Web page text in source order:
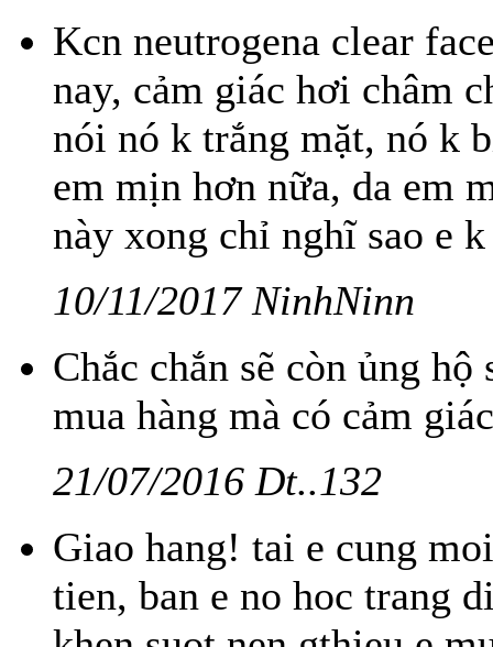
Kcn neutrogena clear
nay, cảm giác hơi châm
nói nó k trắng mặt, nó k
em mịn hơn nữa, da em
này xong chỉ nghĩ sao e
10/11/2017 NinhNinn
Chắc chắn sẽ còn ủng
mua hàng mà có cảm
21/07/2016 Dt..132
Giao hang! tai e cung
tien, ban e no hoc trang